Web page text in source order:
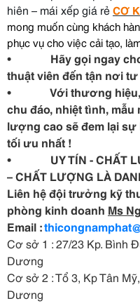
hiên – mái xếp giá rẻCƠ
mong muốn cùng khách
phục vụ cho việc cải tạo,
• Hãy gọi ngay cho
thuật viên đến tận nơi
• Với thương hiệu,
chu đáo, nhiệt tình, mẫu
lượng cao sẽ đem lại
tối ưu nhất !
• UY TÍN - CHẤT
– CHẤT LƯỢNG LÀ
Liên hệ đội trưởng kỹ
phòng kinh doanh Ms
Email :
Cơ sở 1 : 27/23 Kp. Bình
Dương
Cơ sở 2 : Tổ 3, Kp Tân
Dương